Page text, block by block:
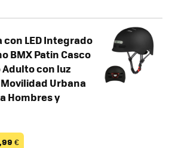
LED Integrado
BMX Patin Casco
con luz
Urbana
Hombres y
€